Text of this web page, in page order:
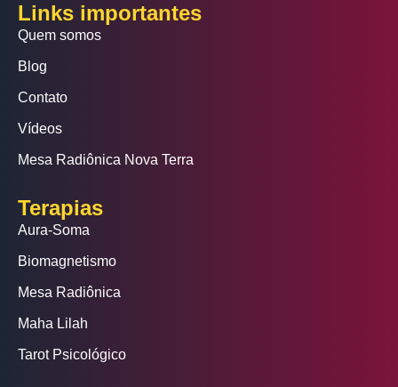
Links importantes
Quem somos
Blog
Contato
Vídeos
Mesa Radiônica Nova Terra
Terapias
Aura-Soma
Biomagnetismo
Mesa Radiônica
Maha Lilah
Tarot Psicológico